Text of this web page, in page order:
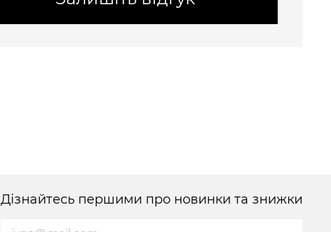
Дізнайтесь першими про новинки та знижки